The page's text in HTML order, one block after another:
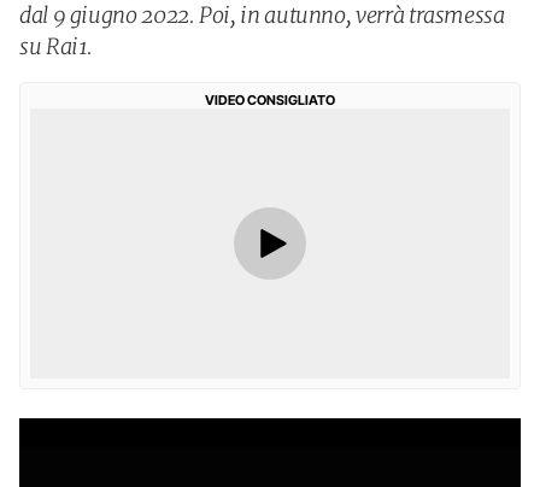
dal 9 giugno 2022. Poi, in autunno, verrà trasmessa
su Rai1.
VIDEO CONSIGLIATO